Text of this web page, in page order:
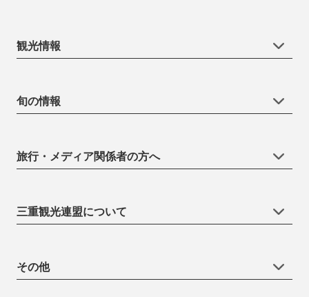
観光情報
旬の情報
旅行・メディア関係者の方へ
三重観光連盟について
その他